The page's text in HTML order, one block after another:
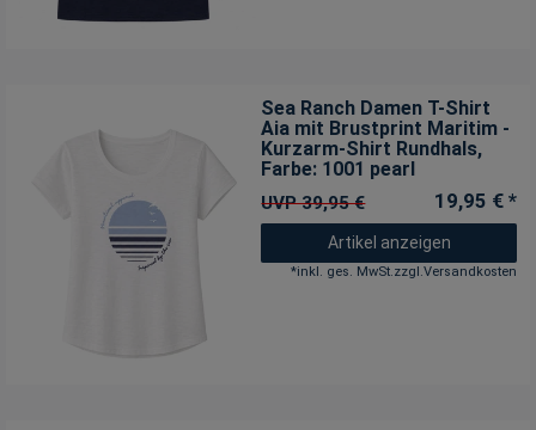
Sea Ranch Damen T-Shirt
Aia mit Brustprint Maritim -
Kurzarm-Shirt Rundhals,
Farbe: 1001 pearl
UVP 39,95 € 19,95 € *
Artikel anzeigen
*inkl. ges. MwSt.zzgl.Versandkosten